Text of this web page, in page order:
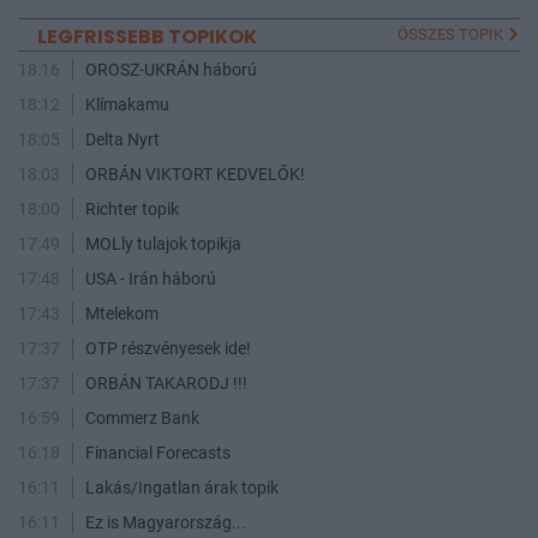
LEGFRISSEBB TOPIKOK ÖSSZES TOPIK
18:16
OROSZ-UKRÁN háború
18:12
Klímakamu
18:05
Delta Nyrt
18:03
ORBÁN VIKTORT KEDVELŐK!
18:00
Richter topik
17:49
MOLly tulajok topikja
17:48
USA - Irán háború
17:43
Mtelekom
17:37
OTP részvényesek ide!
17:37
ORBÁN TAKARODJ !!!
16:59
Commerz Bank
16:18
Financial Forecasts
16:11
Lakás/Ingatlan árak topik
16:11
Ez is Magyarország...